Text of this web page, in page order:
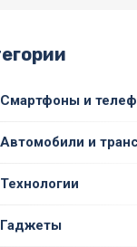
Смартфоны и
Автомобили и
Технологии
Гаджеты